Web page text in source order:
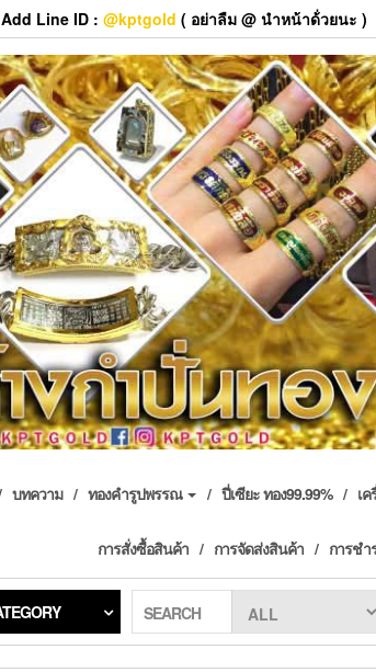
Line ID : @kptgold ( อย่าลืม @ นำหน้าด้่วยนะ )
บทความ ทองคำรูปพรรณ ปี่เซียะ ทอง99.99% เ
การสั่งซื้อสินค้า การจัดส่งสินค้า การชำ
SEARCH